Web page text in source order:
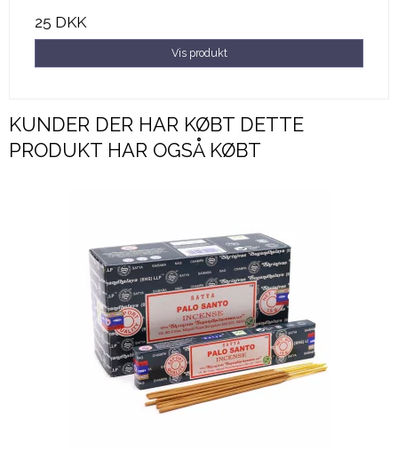
25 DKK
Vis produkt
KUNDER DER HAR KØBT DETTE
PRODUKT HAR OGSÅ KØBT